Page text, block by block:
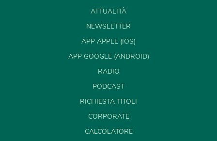
ATTUALITÀ
NEWSLETTER
APP APPLE (IOS)
APP GOOGLE (ANDROID)
RADIO
PODCAST
RICHIESTA TITOLI
CORPORATE
CALCOLATORE